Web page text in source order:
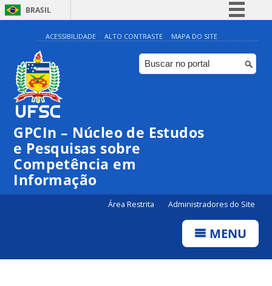
BRASIL
Simplifique!
Comunica BR
Participe
Canais
ACESSIBILIDADE ALTO CONTRASTE MAPA DO SITE
GPCIn – Núcleo de Estudos
e Pesquisas sobre
Competência em
Informação
Área Restrita Administradores do Site
MENU